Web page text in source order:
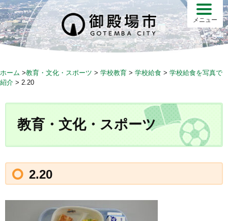
S
k
i
p
c
メニュー
ホーム >教育・文化・スポーツ > 学校教育 > 学校給食 > 学校給食を写真で
紹介 > 2.20
教育・文化・スポーツ
2.20